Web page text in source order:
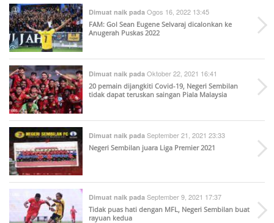
Dimuat naik pada Ogos 16, 2022 13:45
FAM: Gol Sean Eugene Selvaraj dicalonkan ke
Anugerah Puskas 2022
Dimuat naik pada Oktober 22, 2021 16:41
20 pemain dijangkiti Covid-19, Negeri Sembilan
tidak dapat teruskan saingan Piala Malaysia
Dimuat naik pada September 21, 2021 23:33
Negeri Sembilan juara Liga Premier 2021
Dimuat naik pada September 9, 2021 17:37
Tidak puas hati dengan MFL, Negeri Sembilan buat
rayuan kedua